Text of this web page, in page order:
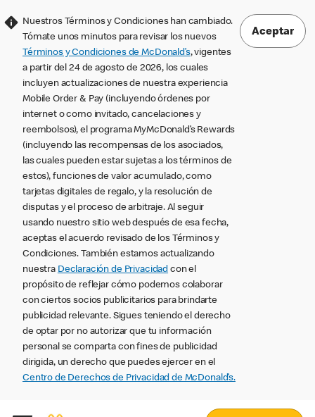
Nuestros Términos y Condiciones han cambiado.
Tómate unos minutos para revisar los nuevos
Términos y Condiciones de McDonald’s, vigentes
a partir del 24 de agosto de 2026, los cuales
incluyen actualizaciones de nuestra experiencia
Mobile Order & Pay (incluyendo órdenes por
internet o como invitado, cancelaciones y
reembolsos), el programa MyMcDonald’s Rewards
(incluyendo las recompensas de los asociados,
las cuales pueden estar sujetas a los términos de
estos), funciones de valor acumulado, como
tarjetas digitales de regalo, y la resolución de
disputas y el proceso de arbitraje. Al seguir
usando nuestro sitio web después de esa fecha,
aceptas el acuerdo revisado de los Términos y
Condiciones. También estamos actualizando
nuestra Declaración de Privacidad con el
propósito de reflejar cómo podemos colaborar
con ciertos socios publicitarios para brindarte
publicidad relevante. Sigues teniendo el derecho
de optar por no autorizar que tu información
personal se comparta con fines de publicidad
dirigida, un derecho que puedes ejercer en el
Centro de Derechos de Privacidad de McDonald’s.
Aceptar